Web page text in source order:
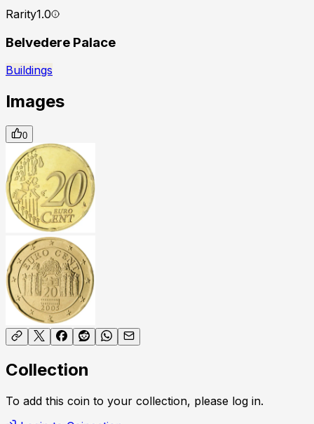
Rarity1.0
Belvedere Palace
Buildings
Images
0
Collection
To add this coin to your collection, please log in.